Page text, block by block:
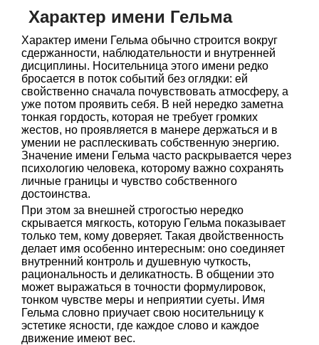
Характер имени Гельма
Характер имени Гельма обычно строится вокруг
сдержанности, наблюдательности и внутренней
дисциплины. Носительница этого имени редко
бросается в поток событий без оглядки: ей
свойственно сначала почувствовать атмосферу, а
уже потом проявить себя. В ней нередко заметна
тонкая гордость, которая не требует громких
жестов, но проявляется в манере держаться и в
умении не расплескивать собственную энергию.
Значение имени Гельма часто раскрывается через
психологию человека, которому важно сохранять
личные границы и чувство собственного
достоинства.
При этом за внешней строгостью нередко
скрывается мягкость, которую Гельма показывает
только тем, кому доверяет. Такая двойственность
делает имя особенно интересным: оно соединяет
внутренний контроль и душевную чуткость,
рациональность и деликатность. В общении это
может выражаться в точности формулировок,
тонком чувстве меры и неприятии суеты. Имя
Гельма словно приучает свою носительницу к
эстетике ясности, где каждое слово и каждое
движение имеют вес.